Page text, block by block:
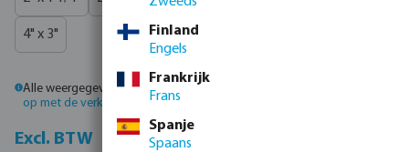
4" x 3"
Alle weergegeven prijzen zijn inclusief btw.
op met de verkoopafdelingvoor aangepaste prijzen.
Excl. BTW
Finland
Engels
Frankrijk
Frans
Spanje
Spaans